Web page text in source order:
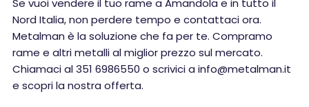
Se vuoi vendere il tuo rame a Amandola e in tutto il
Nord Italia, non perdere tempo e contattaci ora.
Metalman è la soluzione che fa per te. Compramo
rame e altri metalli al miglior prezzo sul mercato.
Chiamaci al 351 6986550 o scrivici a info@metalman.it
e scopri la nostra offerta.